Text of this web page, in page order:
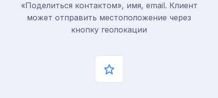
«Поделиться контактом», имя, email. Клиент
может отправить местоположение через
кнопку геолокации